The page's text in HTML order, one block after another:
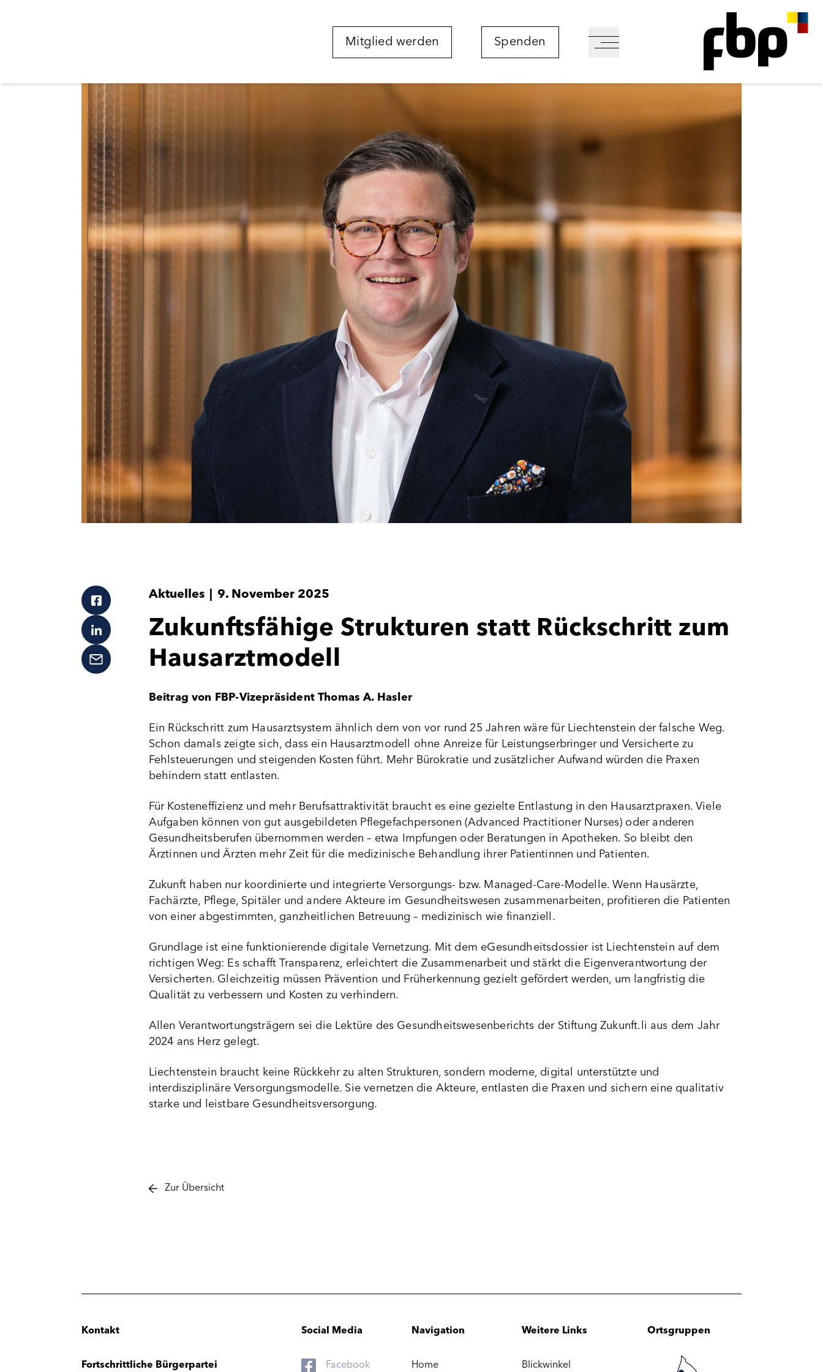
Mitglied werden Spenden
Aktuelles 9. November 2025
Zukunftsfähige Strukturen statt Rückschritt zum
Hausarztmodell
Beitrag von FBP-Vizepräsident Thomas A. Hasler
Ein Rückschritt zum Hausarztsystem ähnlich dem von vor rund 25 Jahren wäre für Liechtenstein der falsche Weg.
Schon damals zeigte sich, dass ein Hausarztmodell ohne Anreize für Leistungserbringer und Versicherte zu
Fehlsteuerungen und steigenden Kosten führt. Mehr Bürokratie und zusätzlicher Aufwand würden die Praxen
behindern statt entlasten.
Für Kosteneffizienz und mehr Berufsattraktivität braucht es eine gezielte Entlastung in den Hausarztpraxen. Viele
Aufgaben können von gut ausgebildeten Pflegefachpersonen (Advanced Practitioner Nurses) oder anderen
Gesundheitsberufen übernommen werden – etwa Impfungen oder Beratungen in Apotheken. So bleibt den
Ärztinnen und Ärzten mehr Zeit für die medizinische Behandlung ihrer Patientinnen und Patienten.
Zukunft haben nur koordinierte und integrierte Versorgungs- bzw. Managed-Care-Modelle. Wenn Hausärzte,
Fachärzte, Pflege, Spitäler und andere Akteure im Gesundheitswesen zusammenarbeiten, profitieren die Patienten
von einer abgestimmten, ganzheitlichen Betreuung – medizinisch wie finanziell.
Grundlage ist eine funktionierende digitale Vernetzung. Mit dem eGesundheitsdossier ist Liechtenstein auf dem
richtigen Weg: Es schafft Transparenz, erleichtert die Zusammenarbeit und stärkt die Eigenverantwortung der
Versicherten. Gleichzeitig müssen Prävention und Früherkennung gezielt gefördert werden, um langfristig die
Qualität zu verbessern und Kosten zu verhindern.
Allen Verantwortungsträgern sei die Lektüre des Gesundheitswesenberichts der Stiftung Zukunft.li aus dem Jahr
2024 ans Herz gelegt.
Liechtenstein braucht keine Rückkehr zu alten Strukturen, sondern moderne, digital unterstützte und
interdisziplinäre Versorgungsmodelle. Sie vernetzen die Akteure, entlasten die Praxen und sichern eine qualitativ
starke und leistbare Gesundheitsversorgung.
Zur Übersicht
Kontakt
Fortschrittliche Bürgerpartei
Social Media
Facebook
Navigation
Home
Weitere Links
Blickwinkel
Ortsgruppen